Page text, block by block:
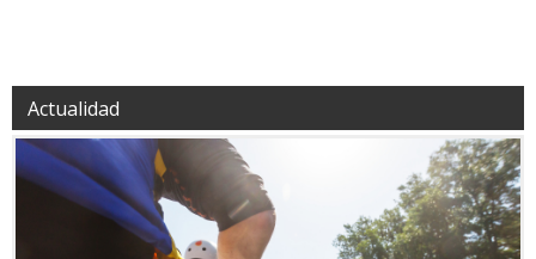
Actualidad